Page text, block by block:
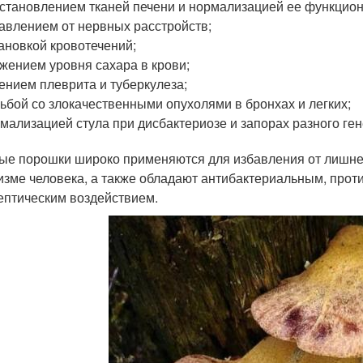
тканей печени и нормализацией ее
от нервных расстройств;
кровотечений;
уровня сахара в крови;
плеврита и туберкулеза;
со злокачественными опухолями в бронхах и легких;
стула при дисбактериозе и запорах разного
порошки широко применяются для избавления от
человека, а также обладают антибактериальным,
воздействием.